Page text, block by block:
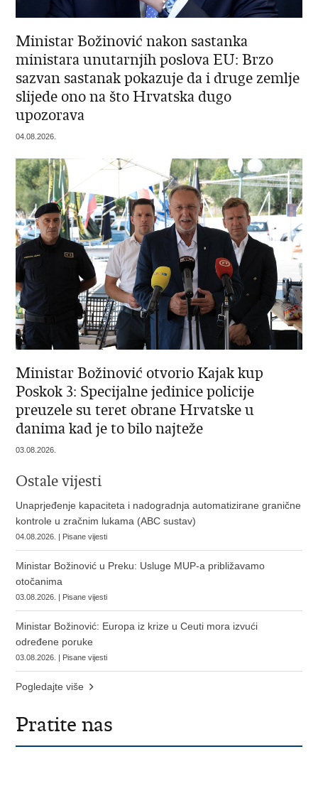
Ministar Božinović nakon sastanka
ministara unutarnjih poslova EU: Brzo
sazvan sastanak pokazuje da i druge zemlje
slijede ono na što Hrvatska dugo
upozorava
04.08.2026.
Ministar Božinović otvorio Kajak kup
Poskok 3: Specijalne jedinice policije
preuzele su teret obrane Hrvatske u
danima kad je to bilo najteže
03.08.2026.
Ostale vijesti
Unaprjeđenje kapaciteta i nadogradnja automatizirane granične
kontrole u zračnim lukama (ABC sustav)
04.08.2026. | Pisane vijesti
Ministar Božinović u Preku: Usluge MUP-a približavamo
otočanima
03.08.2026. | Pisane vijesti
Ministar Božinović: Europa iz krize u Ceuti mora izvući
određene poruke
03.08.2026. | Pisane vijesti
Pogledajte više
Pratite nas